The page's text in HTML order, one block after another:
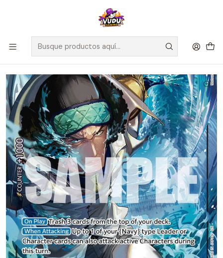
🚀 ¡Despachamos a todo Chile! Envío GRATIS a Regiones sobre
$100.000 y a RM sobre $35.000
Juegos de Cartas TCG One Piece Cartas One Piece
Kuzan (Alternate Art) - A Fist of Divine Speed (OP11)